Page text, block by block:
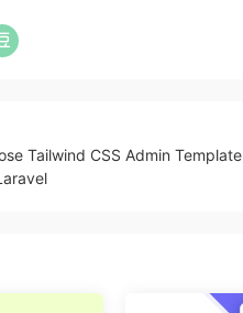
Tailwind CSS Admin Template